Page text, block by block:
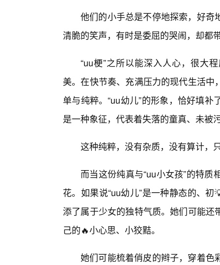
他们的小手总是不停地探索，好奇
清脆的笑声，有时是委屈的哭闹，却都
“uu梗”之所以能深入人心，很大
美。在快节奏、充满压力的现代生活
单与纯粹。“uu幼儿”的形象，恰好填
是一种象征，代表着失落的童真、未被
这种纯粹，没有杂质，没有算计，
而当这份纯真与“uu小女孩”的特
花。如果说“uu幼儿”是一种静态的、
添了属于少女的独特气质。她们可能
己的🔥小心思、小狡黠。
她们可能梳着俏皮的辫子，穿着色